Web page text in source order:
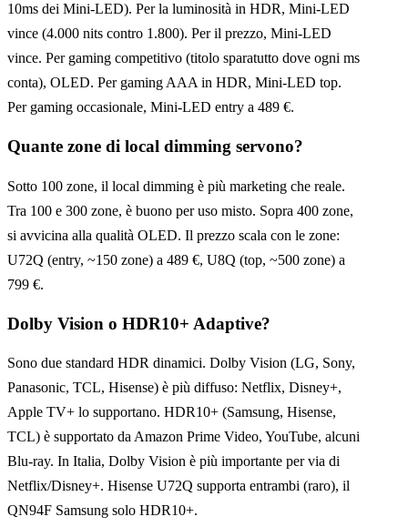
10ms dei Mini-LED). Per la luminosità in HDR, Mini-LED
vince (4.000 nits contro 1.800). Per il prezzo, Mini-LED
vince. Per gaming competitivo (titolo sparatutto dove ogni ms
conta), OLED. Per gaming AAA in HDR, Mini-LED top.
Per gaming occasionale, Mini-LED entry a 489 €.
Quante zone di local dimming servono?
Sotto 100 zone, il local dimming è più marketing che reale.
Tra 100 e 300 zone, è buono per uso misto. Sopra 400 zone,
si avvicina alla qualità OLED. Il prezzo scala con le zone:
U72Q (entry, ~150 zone) a 489 €, U8Q (top, ~500 zone) a
799 €.
Dolby Vision o HDR10+ Adaptive?
Sono due standard HDR dinamici. Dolby Vision (LG, Sony,
Panasonic, TCL, Hisense) è più diffuso: Netflix, Disney+,
Apple TV+ lo supportano. HDR10+ (Samsung, Hisense,
TCL) è supportato da Amazon Prime Video, YouTube, alcuni
Blu-ray. In Italia, Dolby Vision è più importante per via di
Netflix/Disney+. Hisense U72Q supporta entrambi (raro), il
QN94F Samsung solo HDR10+.